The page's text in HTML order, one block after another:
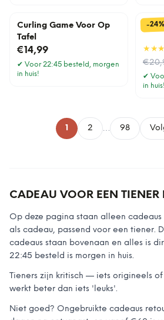
Curling Game Voor Op
Tafel
€14,99
✔ Voor 22:45 besteld, morgen
in huis!
-24%
The
Nu
✔
in huis!
1 2 … 98
CADEAU VOOR EEN TIENER
Op deze pagina staan alleen
als cadeau, passend voor een tiener.
cadeaus staan bovenaan en alles is
22:45 besteld is morgen in huis.
Tieners zijn kritisch — iets origineels
werkt beter dan iets 'leuks'.
Niet goed? Ongebruikte cadeaus